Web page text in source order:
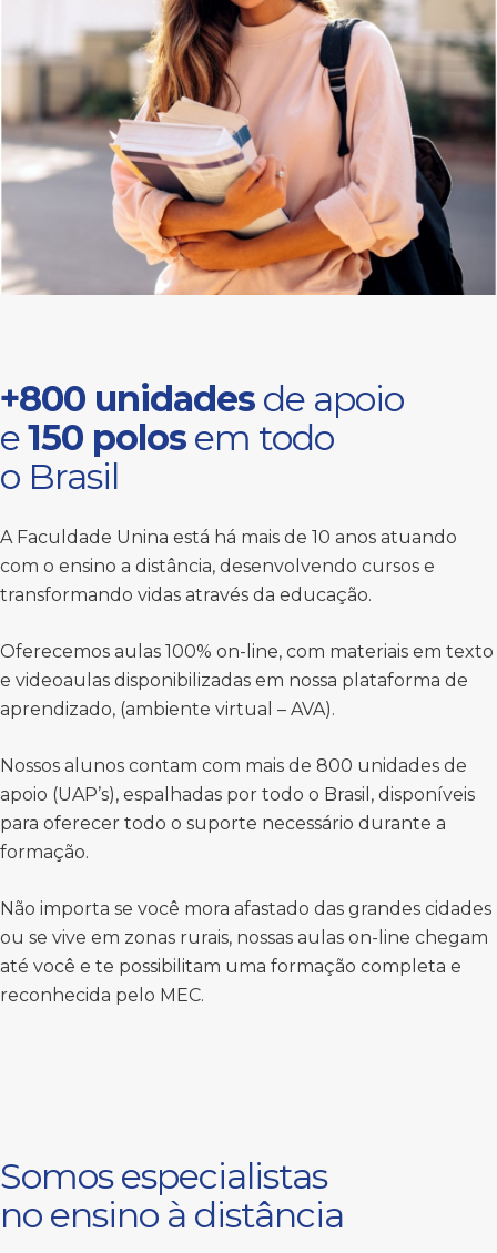
+800 unidades de apoio
e150 polos em todo
o Brasil
A Faculdade Unina está há mais de 10 anos atuando
com o ensino a distância, desenvolvendo cursos e
transformando vidas através da educação.
Oferecemos aulas 100% on-line, com materiais em texto
e videoaulas disponibilizadas em nossa plataforma de
aprendizado, (ambiente virtual – AVA).
Nossos alunos contam com mais de 800 unidades de
apoio (UAP’s), espalhadas por todo o Brasil, disponíveis
para oferecer todo o suporte necessário durante a
formação.
Não importa se você mora afastado das grandes cidades
ou se vive em zonas rurais, nossas aulas on-line chegam
até você e te possibilitam uma formação completa e
reconhecida pelo MEC.
Somos especialistas
no ensino à distância